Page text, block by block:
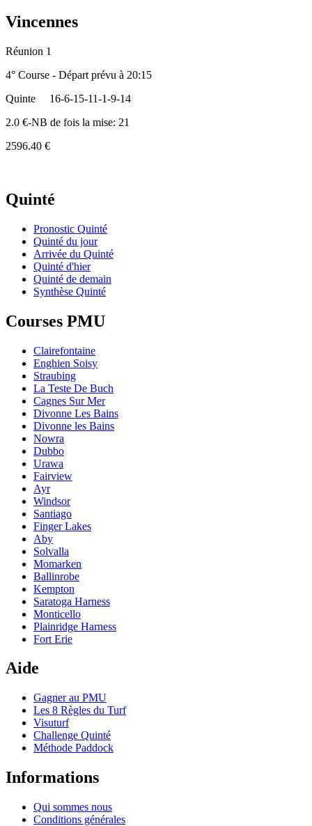
Vincennes
Réunion 1
4° Course - Départ prévu à 20:15
Quinte
16-6-15-11-1-9-14
2.0 €-NB de fois la mise: 21
2596.40 €
Quinté
Pronostic Quinté
Quinté du jour
Arrivée du Quinté
Quinté d'hier
Quinté de demain
Synthèse Quinté
Courses PMU
Clairefontaine
Enghien Soisy
Straubing
La Teste De Buch
Cagnes Sur Mer
Divonne Les Bains
Divonne les Bains
Nowra
Dubbo
Urawa
Fairview
Ayr
Windsor
Santiago
Finger Lakes
Aby
Solvalla
Momarken
Ballinrobe
Kempton
Saratoga Harness
Monticello
Plainridge Harness
Fort Erie
Aide
Gagner au PMU
Les 8 Règles du Turf
Visuturf
Challenge Quinté
Méthode Paddock
Informations
Qui sommes nous
Conditions générales